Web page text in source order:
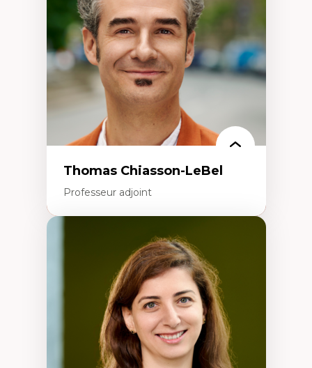
Écologie industrielle
Aménagement durable du territoire
Développement régional
Coopératives
Télétravail en milieu rural francophone
Transition socio-écologique
Thomas Chiasson-LeBel
Professeur adjoint
Théories du développement
Économie politique comparée
Élites économiques
Sociologie économique
Extractivisme
Classes sociales
Mouvements sociaux
Théories de l’État